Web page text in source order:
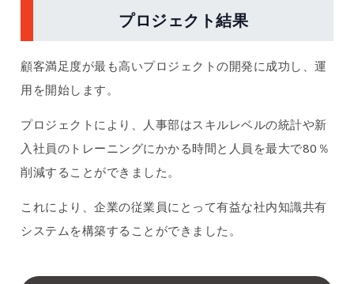
プロジェクト結果
顧客満足度が最も高いプロジェクトの開発に成功し、運
用を開始します。
プロジェクトにより、人事部はスキルレベルの統計や新
入社員のトレーニングにかかる時間と人員を最大で80％
削減することができました。
これにより、企業の従業員にとって有益な社内知識共有
システムを構築することができました。